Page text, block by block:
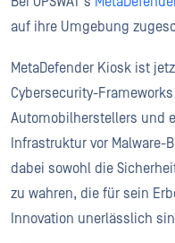
auf ihre Umgebung
MetaDefender Kiosk ist
Cybersecurity-
Automobilherstellers und
Infrastruktur vor Malware-
dabei sowohl die
zu wahren, die für sein
Innovation unerlässlich